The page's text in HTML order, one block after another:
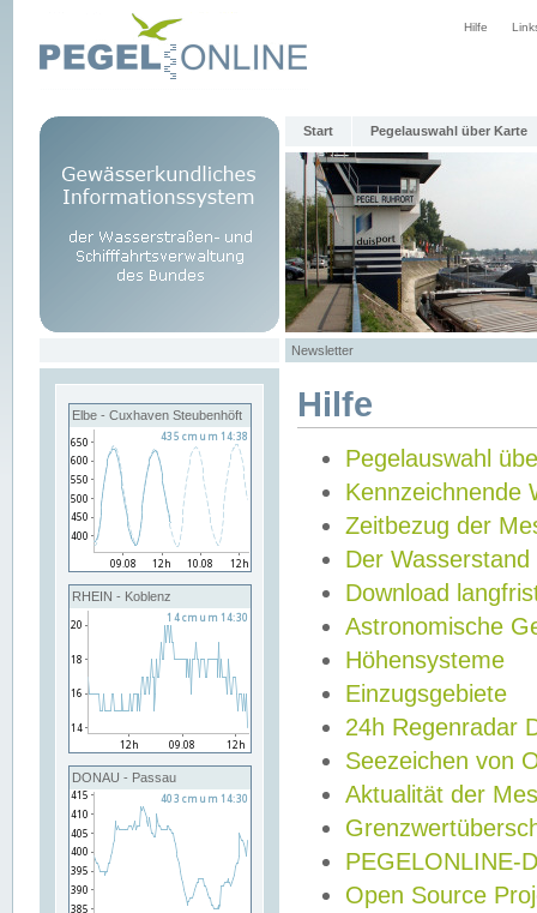
Hilfe
Start Pegelauswahl über Karte
Newsletter
Elbe - Cuxhaven Steubenhöft
RHEIN - Koblenz
DONAU - Passau
Hilfe
Pegelauswahl
Kennzeichnende
Zeitbezug der
Der Wasserstand
Download
Astronomische
Höhensysteme
Einzugsgebiete
24h Regenradar
Seezeichen von
Aktualität der
PEGELONLINE-
Open Source